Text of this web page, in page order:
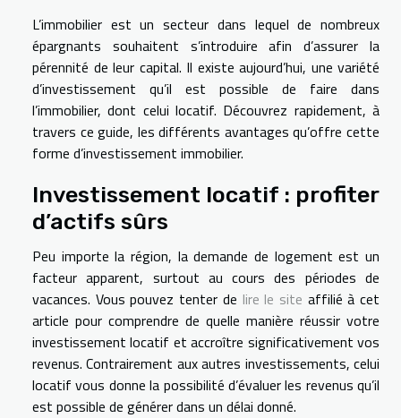
L’immobilier est un secteur dans lequel de nombreux
épargnants souhaitent s’introduire afin d’assurer la
pérennité de leur capital. Il existe aujourd’hui, une variété
d’investissement qu’il est possible de faire dans
l’immobilier, dont celui locatif. Découvrez rapidement, à
travers ce guide, les différents avantages qu’offre cette
forme d’investissement immobilier.
Investissement locatif : profiter
d’actifs sûrs
Peu importe la région, la demande de logement est un
facteur apparent, surtout au cours des périodes de
vacances. Vous pouvez tenter de lire le site affilié à cet
article pour comprendre de quelle manière réussir votre
investissement locatif et accroître significativement vos
revenus. Contrairement aux autres investissements, celui
locatif vous donne la possibilité d’évaluer les revenus qu’il
est possible de générer dans un délai donné.